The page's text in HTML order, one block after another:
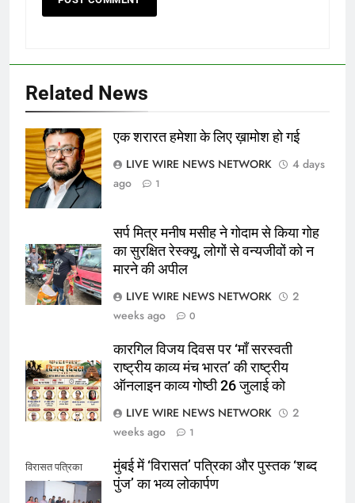
Related News
गिरधारी अरोरा
एक शरारत हमेशा के लिए ख़ामोश हो गई
LIVE WIRE NEWS NETWORK
4 days
ago
1
सर्प मित्र मनीष मसीह ने गोदाम से किया गोह
का सुरक्षित रेस्क्यू, लोगों से वन्यजीवों को न
मारने की अपील
LIVE WIRE NEWS NETWORK
2
weeks ago
0
कारगिल विजय दिवस पर ‘माँ सरस्वती
राष्ट्रीय काव्य मंच भारत’ की राष्ट्रीय
ऑनलाइन काव्य गोष्ठी 26 जुलाई को
LIVE WIRE NEWS NETWORK
2
weeks ago
1
विरासत पत्रिका
लोकार्पण
मुंबई में ‘विरासत’ पत्रिका और पुस्तक ‘शब्द
पुंज’ का भव्य लोकार्पण